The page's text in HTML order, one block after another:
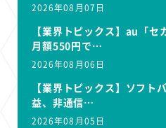
2026年08月07日
【業界トピックス】au「セ
月額550円で…
2026年08月06日
【業界トピックス】ソフト
益、非通信…
2026年08月05日